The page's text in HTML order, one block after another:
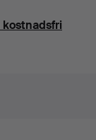
kostnadsfri